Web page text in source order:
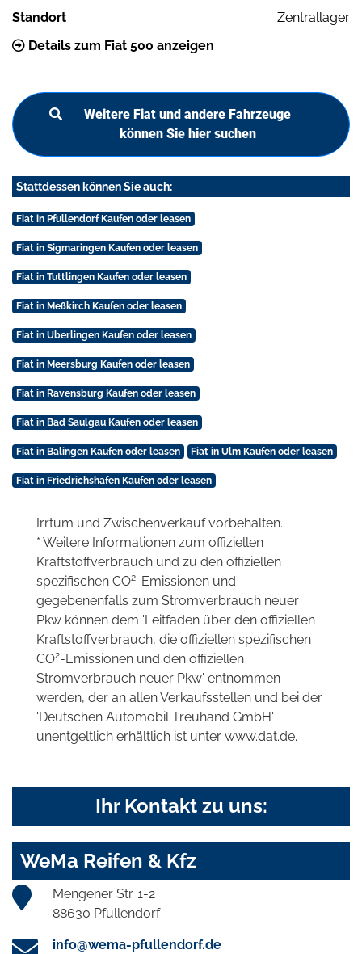
Standort
Zentrallager
Details zum Fiat 500 anzeigen
Weitere Fiat und andere Fahrzeuge
können Sie hier suchen
Stattdessen können Sie auch:
Fiat in Pfullendorf Kaufen oder leasen
Fiat in Sigmaringen Kaufen oder leasen
Fiat in Tuttlingen Kaufen oder leasen
Fiat in Meßkirch Kaufen oder leasen
Fiat in Überlingen Kaufen oder leasen
Fiat in Meersburg Kaufen oder leasen
Fiat in Ravensburg Kaufen oder leasen
Fiat in Bad Saulgau Kaufen oder leasen
Fiat in Balingen Kaufen oder leasen Fiat in Ulm Kaufen oder leasen
Fiat in Friedrichshafen Kaufen oder leasen
Irrtum und Zwischenverkauf vorbehalten.
* Weitere Informationen zum offiziellen
Kraftstoffverbrauch und zu den offiziellen
spezifischen CO2-Emissionen und
gegebenenfalls zum Stromverbrauch neuer
Pkw können dem 'Leitfaden über den offiziellen
Kraftstoffverbrauch, die offiziellen spezifischen
CO2-Emissionen und den offiziellen
Stromverbrauch neuer Pkw' entnommen
werden, der an allen Verkaufsstellen und bei der
'Deutschen Automobil Treuhand GmbH'
unentgeltlich erhältlich ist unter www.dat.de.
Ihr Kontakt zu uns:
WeMa Reifen & Kfz
Mengener Str. 1-2
88630 Pfullendorf
info@wema-pfullendorf.de